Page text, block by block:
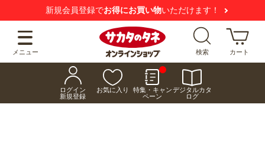
新規会員登録でお得にお買い物いただけます！
メニュー 検索 カート
ログイン
新規登録
お気に入り
特集・キャン
ペーン
デジタルカタ
ログ